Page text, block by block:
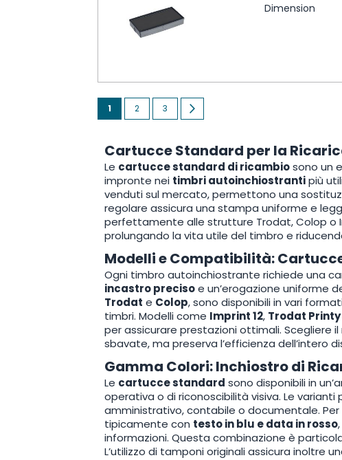
Dimension
Page
You're currently reading page
1 Page
2 Page
3
Cartucce Standard per la
Le cartucce standard di ricambiosono un
impronte nei timbri autoinchiostrantipiù
venduti sul mercato, permettono una
regolare assicura una stampa uniforme e
perfettamente alle strutture Trodat, Colop o
prolungando la vita utile del timbro e
Modelli e Compatibilità:
Ogni timbro autoinchiostrante richiede una
incastro precisoe un’erogazione uniforme
Trodat e Colop, sono disponibili in vari
timbri. Modelli come Imprint 12, Trodat Printy
per assicurare prestazioni ottimali. Scegliere
sbavate, ma preserva l’efficienza dell’intero
Gamma Colori: Inchiostro di
Le cartucce standard sono disponibili in
operativa o di riconoscibilità visiva. Le varianti
amministrativo, contabile o documentale.
tipicamente con testo in blu e data in rosso
informazioni. Questa combinazione è
L’utilizzo di tamponi originali assicura inoltre